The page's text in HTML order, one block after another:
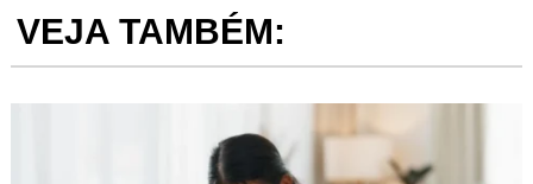
VEJA TAMBÉM: